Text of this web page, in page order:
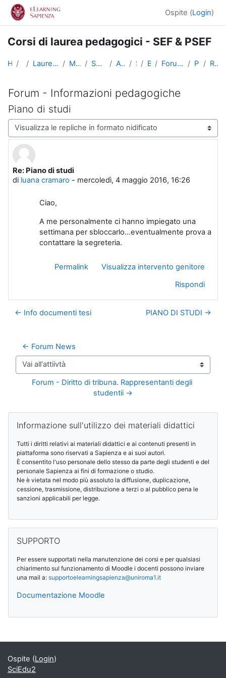
Vai al contenuto principale
Ospite (Login)
Corsi di laurea pedagogici - SEF & PSEF
Home Corsi Lauree triennali, magistrali, a ciclo unico Medicina e Psicologia Scienze dell'Educazione Altri insegnamenti SciEdu2 Benvenuti! Forum - Informazioni pedagogiche Piano di studi Re: Piano di studi
Forum - Informazioni pedagogiche
Piano di studi
Modalità visualizzazione
Re: Piano di studi
di luana cramaro - mercoledì, 4 maggio 2016, 16:26
Numero di risposte: 0
Ciao,
A me personalmente ci hanno impiegato una
settimana per sbloccarlo...eventualmente prova a
contattare la segreteria.
Permalink
Visualizza intervento genitore
Rispondi
← Info documenti tesi PIANO DI STUDI →
← Forum News
Vai all'attiivtà
Forum - Diritto di tribuna. Rappresentanti degli
studentii →
Blocchi
Informazione sull'utilizzo dei materiali didattici
Tutti i diritti relativi ai materiali didattici e ai contenuti presenti in
piattaforma sono riservati a Sapienza e ai suoi autori.
È consentito l'uso personale dello stesso da parte degli studenti e del
personale Sapienza ai fini di formazione o studio.
Ne è vietata nel modo più assoluto la diffusione, duplicazione,
cessione, trasmissione, distribuzione a terzi o al pubblico pena le
sanzioni applicabili per legge.
SUPPORTO
Per essere supportati nella manutenzione dei corsi e per qualsiasi
chiarimento sul funzionamento di Moodle i docenti possono inviare
una mail a: supportoelearningsapienza@uniroma1.it
Documentazione Moodle
Blocchi supplementari
Ospite (Login)
SciEdu2